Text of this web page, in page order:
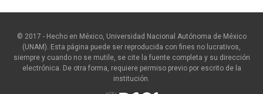
© 2017 - Hecho en México, Universidad Nacional Autónoma de México
(UNAM). Esta página puede ser reproducida con fines no lucrativos,
siempre y cuando no se mutile, se cite la fuente completa y su dirección
electrónica. De otra forma, requiere permiso previo por escrito de la
institución.